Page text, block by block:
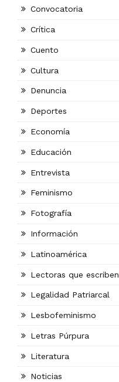
Convocatoria
Crítica
Cuento
Cultura
Denuncia
Deportes
Economía
Educación
Entrevista
Feminismo
Fotografía
Información
Latinoamérica
Lectoras que escriben
Legalidad Patriarcal
Lesbofeminismo
Letras Púrpura
Literatura
Noticias